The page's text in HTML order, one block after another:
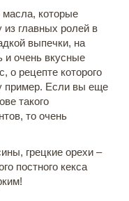
масла, которые
из главных ролей в
выпечки, на
и очень вкусные
о рецепте которого
пример. Если вы еще
такого
то очень
грецкие орехи –
постного кекса